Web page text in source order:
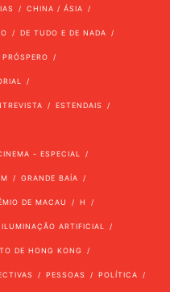
CHINA / ÁSIA
DE TUDO E DE NADA
ESTENDAIS
- ESPECIAL
GRANDE BAÍA
DE MACAU H
ILUMINAÇÃO ARTIFICIAL
DE HONG KONG
PESSOAS POLÍTICA